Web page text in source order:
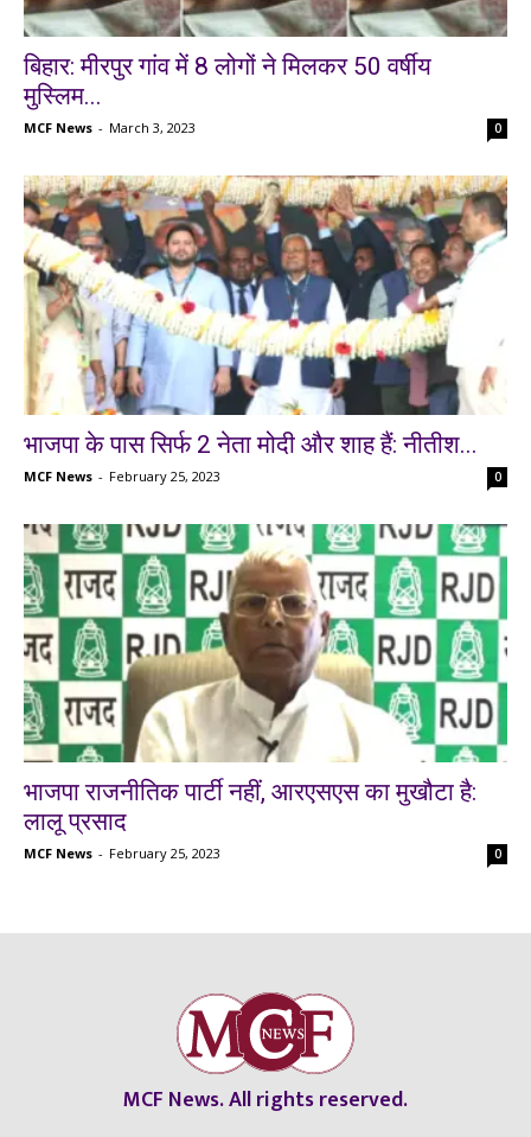
बिहार: मीरपुर गांव में 8 लोगों ने मिलकर 50 वर्षीय
मुस्लिम...
MCF News - March 3, 2023 0
भाजपा के पास सिर्फ 2 नेता मोदी और शाह हैं: नीतीश...
MCF News - February 25, 2023 0
भाजपा राजनीतिक पार्टी नहीं, आरएसएस का मुखौटा है:
लालू प्रसाद
MCF News - February 25, 2023 0
MCF News. All rights reserved.